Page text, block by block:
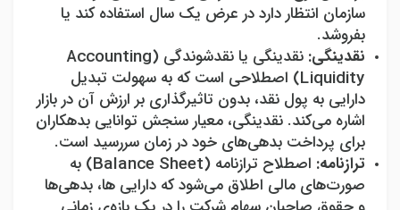
سازمان انتظار دارد در عرض یک سال استفاده کند یا
بفروشد.
نقدینگی: نقدینگی یا نقدشوندگی (Accounting
Liquidity) اصطلاحی است که به سهولت تبدیل
دارایی به پول نقد، بدون تاثیرگذاری بر ارزش آن در بازار
اشاره می‌کند. نقدینگی، معیار سنجش توانایی بدهکاران
برای پرداخت بدهی‌های خود در زمان سررسید است.
ترازنامه: اصطلاح ترازنامه (Balance Sheet) به
صورت‌های مالی اطلاق می‌شود که دارایی ها، بدهی‌ها